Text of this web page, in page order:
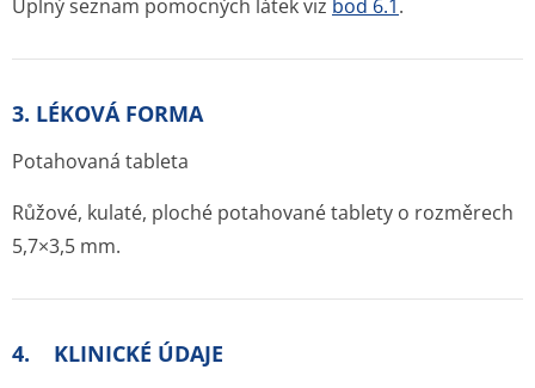
Úplný seznam pomocných látek viz bod 6.1.
3. LÉKOVÁ FORMA
Potahovaná tableta
Růžové, kulaté, ploché potahované tablety o rozměrech
5,7×3,5 mm.
4. KLINICKÉ ÚDAJE